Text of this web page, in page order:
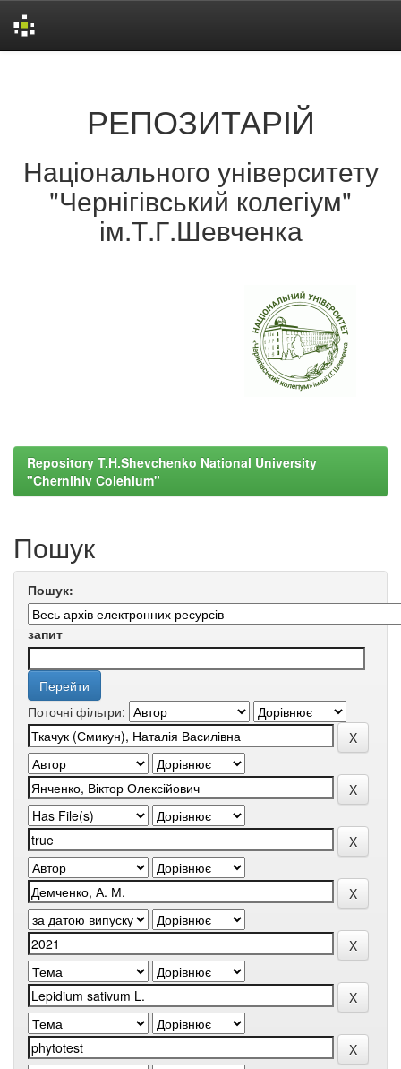
РЕПОЗИТАРІЙ
Національного університету
"Чернігівський колегіум"
ім.Т.Г.Шевченка
Repository T.H.Shevchenko National University
"Chernihiv Colehium"
Пошук
Пошук:
запит
Поточні фільтри: